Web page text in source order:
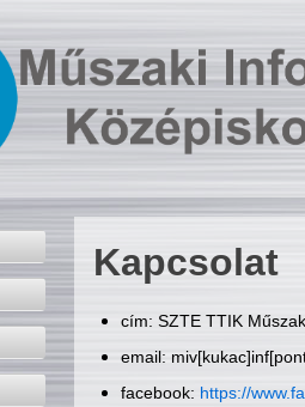
Kapcsolat
cím: SZTE TTIK
email:
facebook: https://